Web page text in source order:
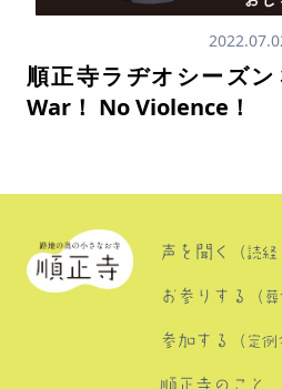
順正寺ラヂオシーズ
War！ No Violence！
声を聞く （読経
お参りする （
参加する （定例
順正寺のこと